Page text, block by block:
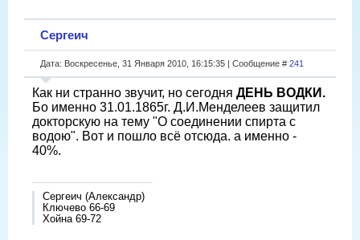
Сергеич
Дата: Воскресенье, 31 Января 2010, 16:15:35 | Сообщение # 241
Как ни странно звучит, но сегодня ДЕНЬ ВОДКИ.
Бо именно 31.01.1865г. Д.И.Менделеев защитил
докторскую на тему "О соединении спирта с
водою". Вот и пошло всё отсюда. а именно -
40%.
Сергеич (Александр)
Ключево 66-69
Хойна 69-72